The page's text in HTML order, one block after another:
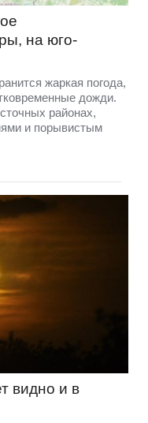
на юго-
жаркая погода,
дожди.
районах,
и порывистым
видно и в